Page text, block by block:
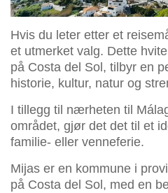
Hvis du leter etter et
et utmerket valg. Dette
på Costa del Sol, tilbyr en
historie, kultur, natur og
I tillegg til nærheten til
området, gjør det det til et
familie- eller venneferie.
Mijas er en kommune i
på Costa del Sol, med en